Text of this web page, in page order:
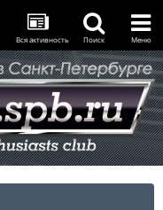
Вся активность Поиск Меню